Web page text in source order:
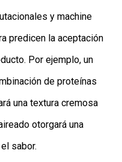
y machine
predicen la aceptación
Por ejemplo, un
de proteínas
una textura cremosa
otorgará una
sabor.